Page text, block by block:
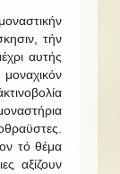
τήν
αυτής
τό θέμα
αξίζουν